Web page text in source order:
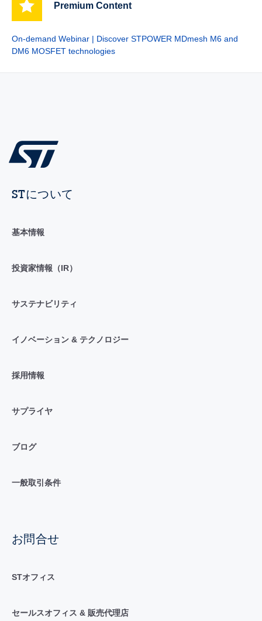
Premium Content
On-demand Webinar | Discover STPOWER MDmesh M6 and
DM6 MOSFET technologies
STについて
基本情報
投資家情報（IR）
サステナビリティ
イノベーション & テクノロジー
採用情報
サプライヤ
ブログ
一般取引条件
お問合せ
STオフィス
セールスオフィス & 販売代理店